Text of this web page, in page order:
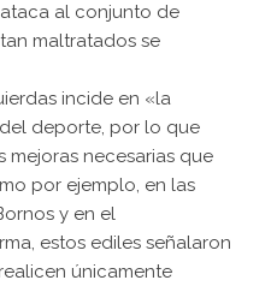
al conjunto de
maltratados se
incide en «la
deporte, por lo que
necesarias que
por ejemplo, en las
y en el
estos ediles señalaron
únicamente